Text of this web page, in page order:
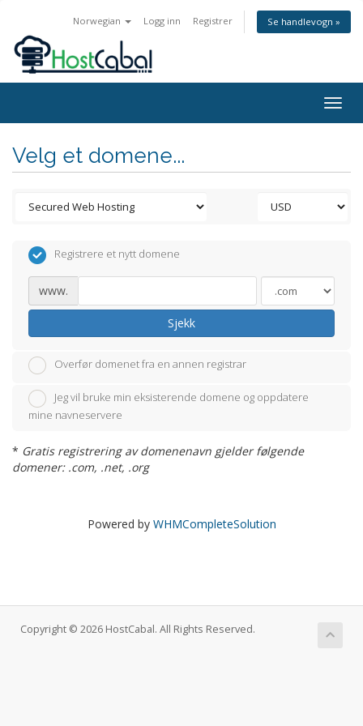
Norwegian Logg inn Registrer Se handlevogn »
Velg et domene...
Registrere et nytt domene
www.
Sjekk
Overfør domenet fra en annen registrar
Jeg vil bruke min eksisterende domene og oppdatere
mine navneservere
* Gratis registrering av domenenavn gjelder følgende
domener: .com, .net, .org
Powered by WHMCompleteSolution
Copyright © 2026 HostCabal. All Rights Reserved.